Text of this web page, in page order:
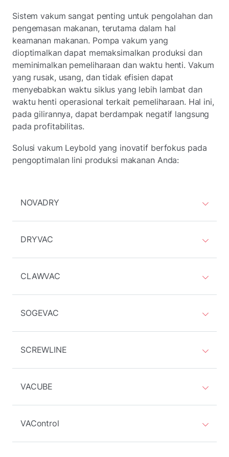
Sistem vakum sangat penting untuk pengolahan dan
pengemasan makanan, terutama dalam hal
keamanan makanan. Pompa vakum yang
dioptimalkan dapat memaksimalkan produksi dan
meminimalkan pemeliharaan dan waktu henti. Vakum
yang rusak, usang, dan tidak efisien dapat
menyebabkan waktu siklus yang lebih lambat dan
waktu henti operasional terkait pemeliharaan. Hal ini,
pada gilirannya, dapat berdampak negatif langsung
pada profitabilitas.
Solusi vakum Leybold yang inovatif berfokus pada
pengoptimalan lini produksi makanan Anda:
NOVADRY
DRYVAC
CLAWVAC
SOGEVAC
SCREWLINE
VACUBE
VAControl